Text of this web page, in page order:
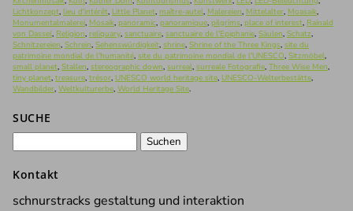
Lichtkonzept, lieu d'intérêt, Little Planet, maître-autel, Malereien, Mittelalter, Moasaik,
Monumentalmalerei, Mosaik, panoramic, panoramique, pilgrims, place of interest, Rainald
von Dassel, Religion, reliquary, sanctuaire, sanctuaire de l'Epiphanie, Säulen, Schatz,
Schnitzereien, Schrein, Sehenswürdigkeit, shrine, Shrine of the Three Kings, site du
patrimoine mondial de l'humanité, site du patrimoine mondial de l'UNESCO, Sitzmöbel,
small planet, Stallen, stereographic down, surreal, surreale Fotografie, Three Wise Men,
tiny planet, treasure, trésor, UNESCO world heritage site, UNESCO-Welterbestätte,
Wandbilder, Weltkulturerbe, World Heritage Site.
SUCHE
Kontakt
schnurstracks gestaltung und interaktion